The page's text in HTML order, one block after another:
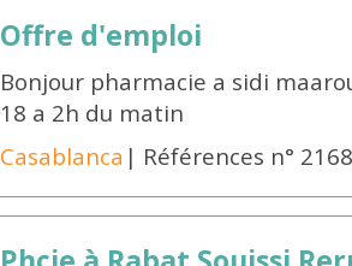
Offre d'emploi
Bonjour pharmacie a sidi
18 a 2h du matin
Casablanca | Références n°